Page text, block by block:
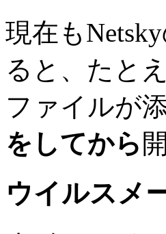
現在も
ると、たと
ファイルが
をしてから
ウイルスメ